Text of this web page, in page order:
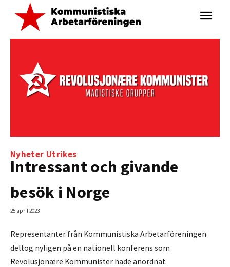
Nyheter Utrikes
Intressant och givande
besök i Norge
25 april 2023
Representanter från Kommunistiska Arbetarföreningen
deltog nyligen på en nationell konferens som
Revolusjonære Kommunister hade anordnat.